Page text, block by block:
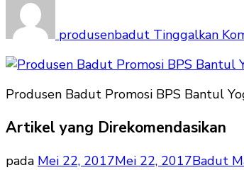
produsenbadut Tinggalkan
Produsen Badut Promosi BPS Bantul
Artikel yang Direkomendasikan
pada Mei 22, 2017Mei 22, 2017Badut